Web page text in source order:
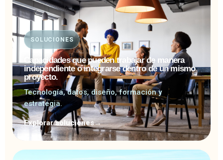
SOLUCIONES
Capacidades que pueden trabajar de manera
independiente o integrarse dentro de un mismo
proyecto.
Tecnología, datos, diseño, formación y
estrategia.
Explorar soluciones→